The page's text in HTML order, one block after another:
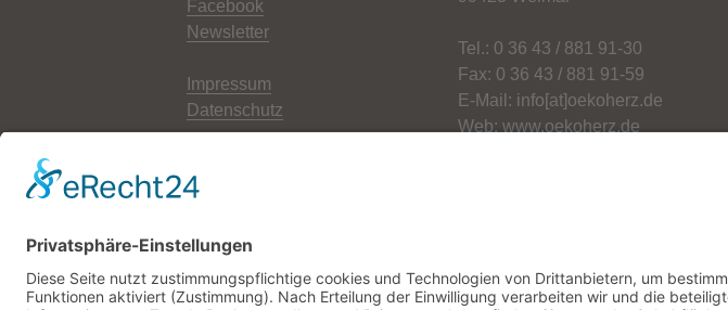
Facebook
Newsletter
Impressum
Datenschutz
Tel.: 0 36 43 / 881 91-30
Fax: 0 36 43 / 881 91-59
E-Mail: info[at]oekoherz.de
Web: www.oekoherz.de